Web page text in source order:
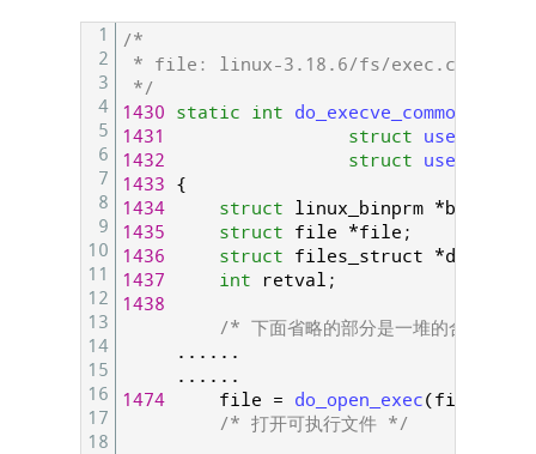
1
2
3
4
5
6
7
8
9
10
11
12
13
14
15
16
17
18
/*
* file: linux-3.18.6/fs/exec.c
*/
1430
static int do_execve_common
1431
struct
1432
struct
1433
{
1434
struct linux_binprm *bprm
1435
struct file *file ;
1436
struct files_struct *
1437
int retval ;
1438
/* 下面省略的部分是一堆的合法性
. . . . . .
. . . . . .
1474
file = do_open_exec(filename
/* 打开可执行文件 */